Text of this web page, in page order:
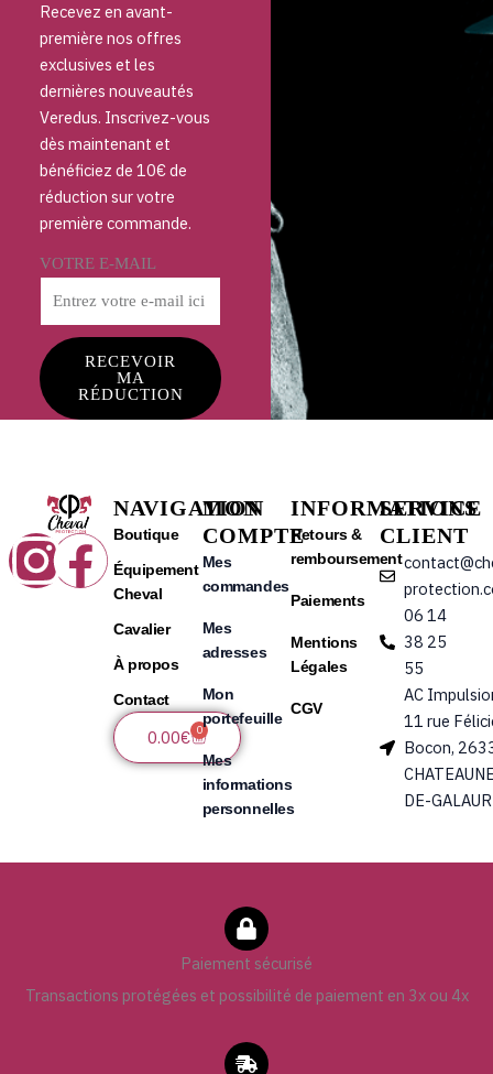
Recevez en avant-
première nos offres
exclusives et les
dernières nouveautés
Veredus. Inscrivez-vous
dès maintenant et
bénéficiez de 10€ de
réduction sur votre
première commande.
VOTRE E-MAIL
RECEVOIR
MA
RÉDUCTION
Instagram
Facebook
NAVIGATION
Boutique
Équipement
Cheval
Cavalier
À propos
Contact
0.00€ 0
Panier
MON
COMPTE
Mes
commandes
Mes
adresses
Mon
portefeuille
Mes
informations
personnelles
INFORMATIONS
Retours &
remboursement
Paiements
Mentions
Légales
CGV
SERVICE
CLIENT
06 14
38 25
55
AC
11 rue
Bocon,
DE-
Paiement sécurisé
Transactions protégées et possibilité de paiement en 3x ou 4x